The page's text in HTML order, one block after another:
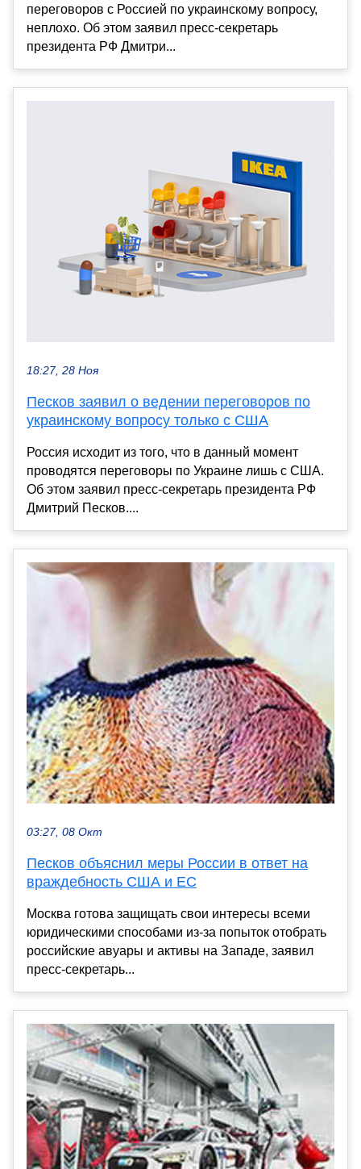
переговоров с Россией по украинскому вопросу,
неплохо. Об этом заявил пресс-секретарь
президента РФ Дмитри...
18:27, 28 Ноя
Песков заявил о ведении переговоров по
украинскому вопросу только с США
Россия исходит из того, что в данный момент
проводятся переговоры по Украине лишь с США.
Об этом заявил пресс-секретарь президента РФ
Дмитрий Песков....
03:27, 08 Окт
Песков объяснил меры России в ответ на
враждебность США и ЕС
Москва готова защищать свои интересы всеми
юридическими способами из-за попыток отобрать
российские авуары и активы на Западе, заявил
пресс-секретарь...